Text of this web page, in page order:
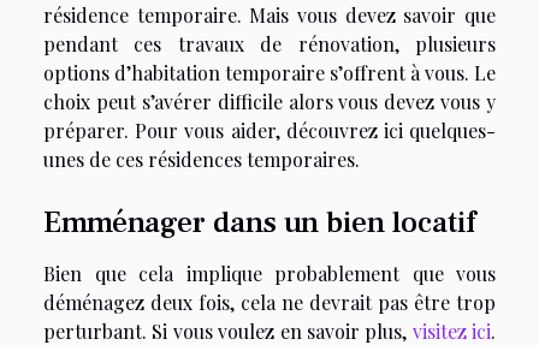
résidence temporaire. Mais vous devez savoir que
pendant ces travaux de rénovation, plusieurs
options d’habitation temporaire s’offrent à vous. Le
choix peut s’avérer difficile alors vous devez vous y
préparer. Pour vous aider, découvrez ici quelques-
unes de ces résidences temporaires.
Emménager dans un bien locatif
Bien que cela implique probablement que vous
déménagez deux fois, cela ne devrait pas être trop
perturbant. Si vous voulez en savoir plus, visitez ici.